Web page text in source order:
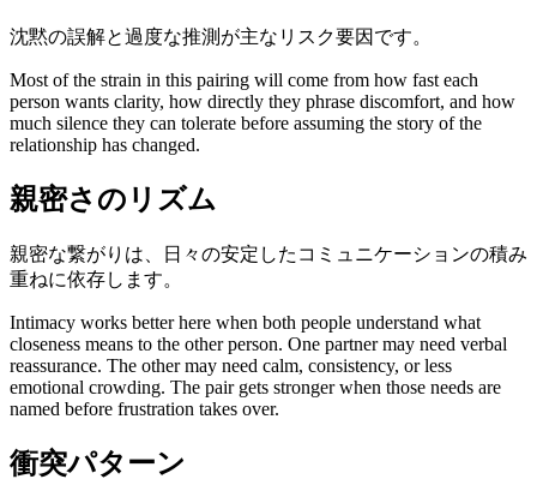
沈黙の誤解と過度な推測が主なリスク要因です。
Most of the strain in this pairing will come from how fast each
person wants clarity, how directly they phrase discomfort, and how
much silence they can tolerate before assuming the story of the
relationship has changed.
親密さのリズム
親密な繋がりは、日々の安定したコミュニケーションの積み
重ねに依存します。
Intimacy works better here when both people understand what
closeness means to the other person. One partner may need verbal
reassurance. The other may need calm, consistency, or less
emotional crowding. The pair gets stronger when those needs are
named before frustration takes over.
衝突パターン